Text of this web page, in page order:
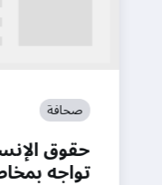
صحافة
حقوق
تواجه